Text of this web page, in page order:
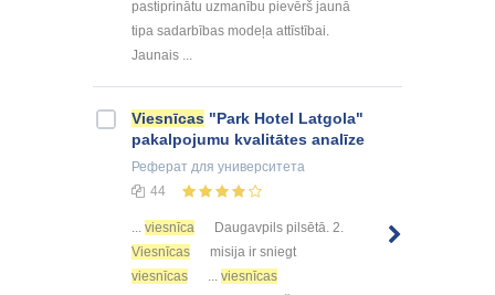
pastiprinātu uzmanību pievērš jaunā
tipa sadarbības modeļa attīstībai.
Jaunais ...
Viesnīcas "Park Hotel Latgola"
pakalpojumu kvalitātes analīze
Реферат для университета
44
... viesnīca
Daugavpils pilsētā. 2.
Viesnīcas
misija ir sniegt
viesnīcas
... viesnīcas